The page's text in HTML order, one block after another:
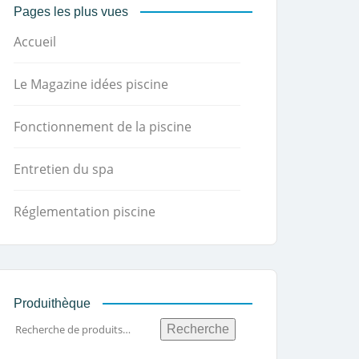
Pages les plus vues
Accueil
Le Magazine idées piscine
Fonctionnement de la piscine
Entretien du spa
Réglementation piscine
Produithèque
Recherche